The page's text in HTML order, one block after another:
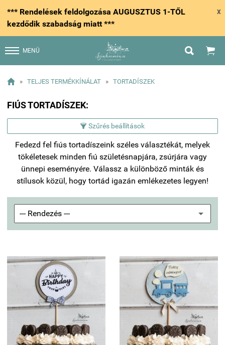
*** Rendelések feldolgozása AUGUSZTUS 1-TŐL
kezdődik szabadság miatt ***
X
MENÜ  
 » TELJES TERMÉKKÍNÁLAT » TORTADÍSZEK
FIÚS TORTADÍSZEK:
 Szűrés beállítások
Fedezd fel fiús tortadíszeink széles választékát, melyek
tökéletesek minden fiú születésnapjára, zsúrjára vagy
ünnepi eseményére. Válassz a különböző minták és
stílusok közül, hogy tortád igazán emlékezetes legyen!